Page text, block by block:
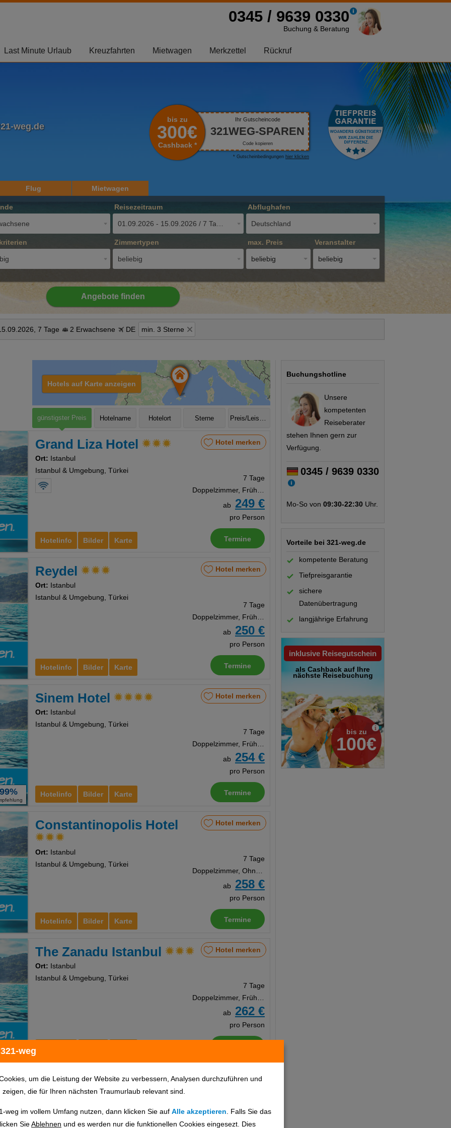
weg
um die Leistung der Website zu verbessern, Analysen durchzuführen und
die für Ihren nächsten Traumurlaub relevant sind.
weg im vollem Umfang nutzen, dann klicken Sie auf Alle akzeptieren . Falls Sie das
SieAblehnen und es werden nur die funktionellen Cookies eingesezt. Dies
0345 / 9639 0330
Buchung & Beratung
Last Minute Urlaub Kreuzfahrten Mietwagen Merkzettel Rückruf
weg.de
bis zu
300€
Cashback *
Ihr Gutscheincode
321WEG-SPAREN
Code kopieren
* Gutscheinbedingungen hier klicken
Flug Mietwagen
Reisezeitraum
01.09.2026 - 15.09.2026 / 7 Tage
Abflughafen
Deutschland
Zimmertypen
beliebig
max. Preis
beliebig
Veranstalter
beliebig
Angebote finden
7 Tage 2 Erwachsene DE min. 3 Sterne
Buchungshotline
Unsere
kompetenten
Reiseberater
stehen Ihnen gern zur
Verfügung.
0345 / 9639 0330
Mo-So von 09:30-22:30 Uhr.
Vorteile bei 321-weg.de
kompetente Beratung
Tiefpreisgarantie
sichere
Datenübertragung
langjährige Erfahrung
inklusive Reisegutschein
als Cashback auf Ihre
nächste Reisebuchung
bis zu
100€
Hotels auf Karte anzeigen
günstigster Preis Hotelname Hotelort Sterne Preis/Leistung
Hotelinfo Bilder Karte
Grand Liza Hotel
Ort: Istanbul
Istanbul & Umgebung, Türkei
Hotel merken
7 Tage
Doppelzimmer, Frühstück
ab
249 €
pro Person
Termine
Hotelinfo Bilder Karte
Reydel
Ort: Istanbul
Istanbul & Umgebung, Türkei
Hotel merken
7 Tage
Doppelzimmer, Frühstück
ab
250 €
pro Person
Termine
99% Hotelinfo Bilder Karte
Sinem Hotel
Ort: Istanbul
Istanbul & Umgebung, Türkei
Hotel merken
7 Tage
Doppelzimmer, Frühstück
ab
254 €
pro Person
Termine
Hotelinfo Bilder Karte
Constantinopolis Hotel
Ort: Istanbul
Istanbul & Umgebung, Türkei
Hotel merken
7 Tage
Doppelzimmer, Ohne Verpflegung
ab
258 €
pro Person
Termine
The Zanadu Istanbul
Ort: Istanbul
Istanbul & Umgebung, Türkei
Hotel merken
7 Tage
Doppelzimmer, Frühstück
ab
262 €
pro Person
Grand Milan Hotel
Ort: Istanbul
Hotel merken
7 Tage